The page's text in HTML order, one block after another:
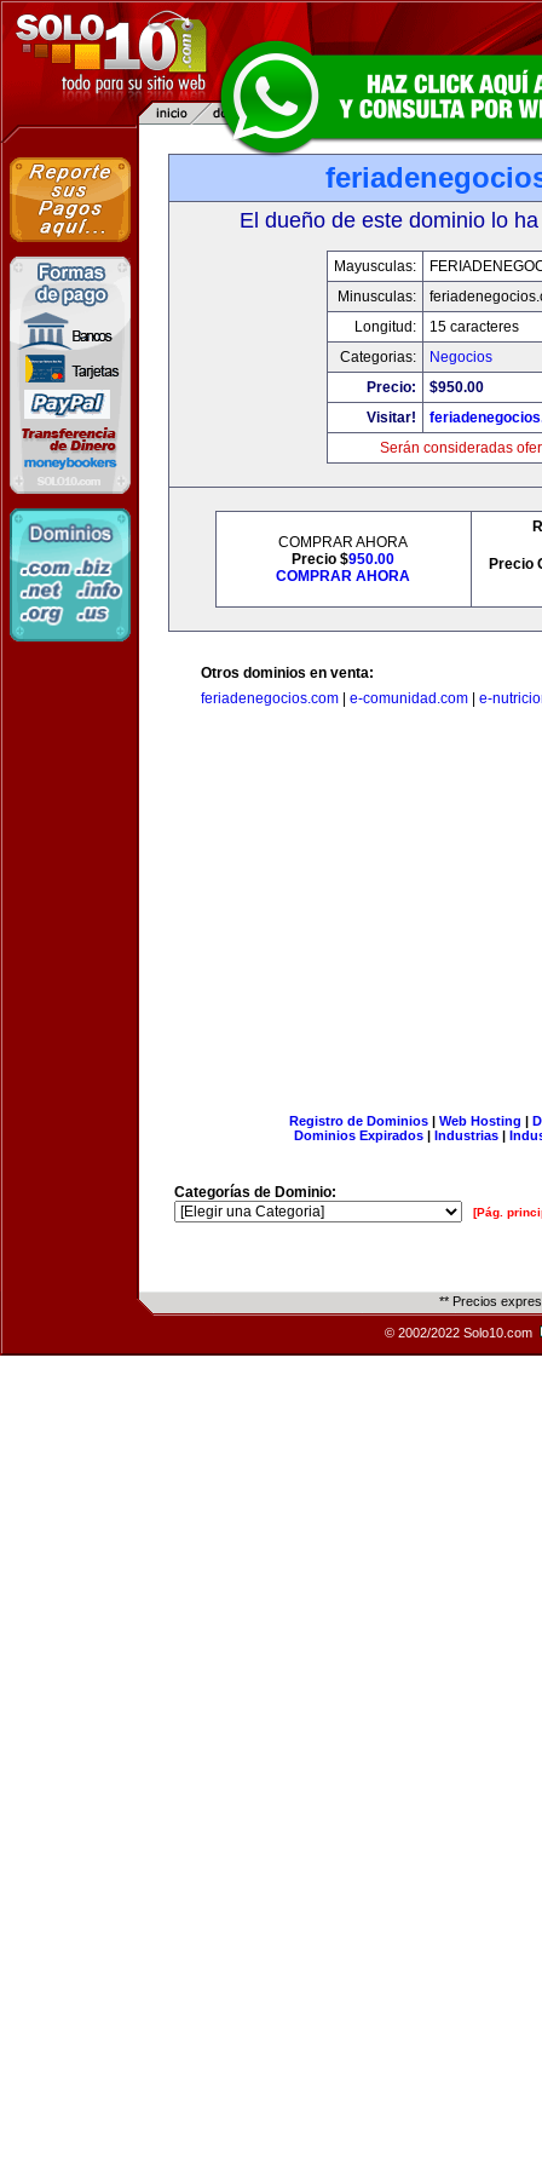
El dueño de este dominio lo
Mayusculas:
Minusculas:
Longitud:
15 caracteres
Categorias:
Negocios
Precio:
$950.00
Visitar!
Serán consideradas
COMPRAR AHORA
Precio $950.00
COMPRAR AHORA
Precio
Otros dominios en venta:
feriadenegocios.com
e-comunidad.com e-
Registro de Dominios| Web Hosting |
Dominios Expirados | Industrias |
Categorías de Dominio:
[Pág.
** Precios
© 2002/2022 Solo10.com